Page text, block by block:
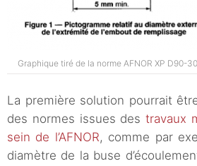
Graphique tiré de la norme AFNOR XP D90-
La première solution pourrait
des normes issues des travaux
sein de l’AFNOR, comme par
diamètre de la buse